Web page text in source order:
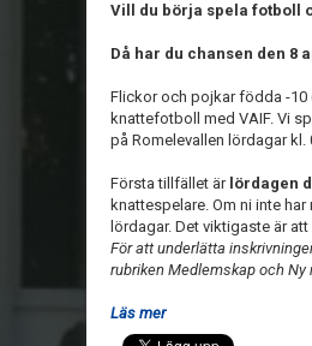
Vill du börja spela fotboll
Då har du chansen den 8
Flickor och pojkar födda -10
knattefotboll med VAIF. Vi
på Romelevallen lördagar kl.
Första tillfället är lördagen
knattespelare. Om ni inte
lördagar. Det viktigaste är
För att underlätta
rubriken Medlemskap och Ny
Läs mer